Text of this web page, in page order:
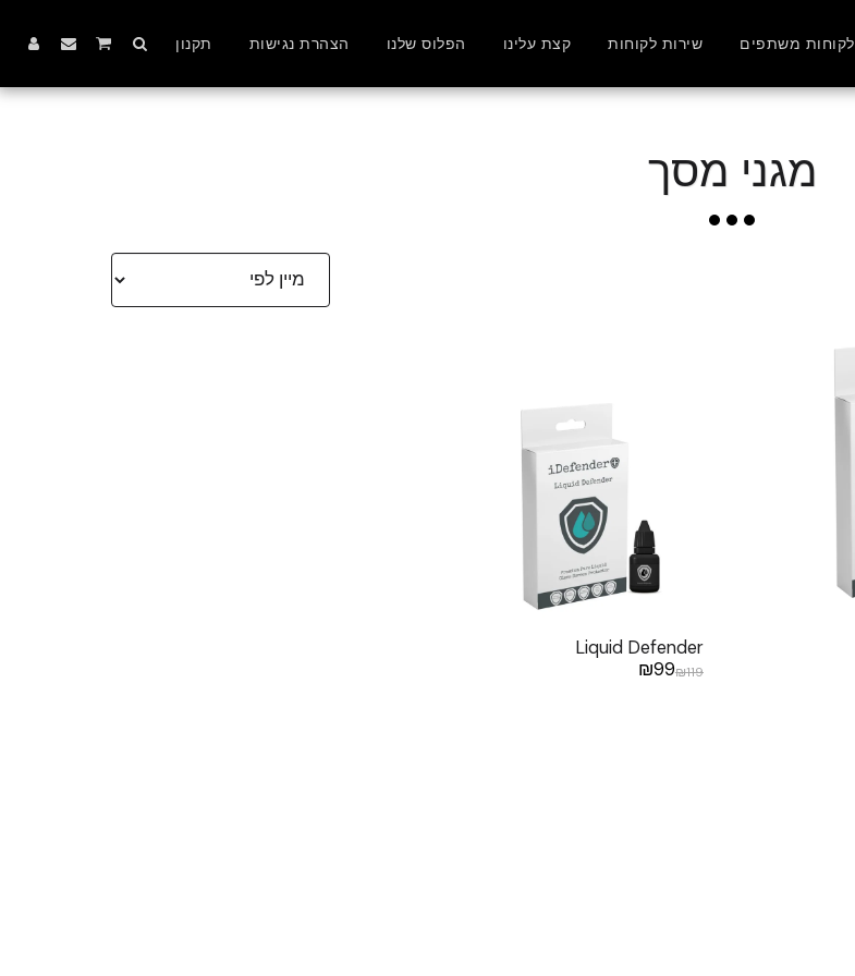
לקוחות משתפים שירות לקוחות קצת עלינו הפלוס שלנו הצהרת נגישות תקנון
מגני מסך
Liquid Defender
₪119
₪99